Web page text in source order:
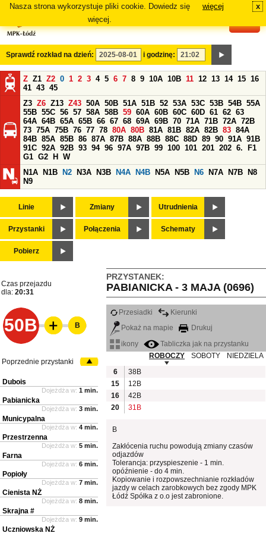
Nasza strona wykorzystuje pliki cookie. Dowiedz się
więcej.
więcej x
Sprawdź rozkład na dzień: i godzinę:
Z Z1 Z2 0 1 2 3 4 5 6 7 8 9 10A 10B 11 12 13 14 15 16
41 43 45
Z3 Z6 Z13 Z43 50A 50B 51A 51B 52 53A 53C 53B 54B 55A
55B 55C 56 57 58A 58B 59 60A 60B 60C 60D 61 62 63
64A 64B 65A 65B 66 67 68 69A 69B 70 71A 71B 72A 72B
73 75A 75B 76 77 78 80A 80B 81A 81B 82A 82B 83 84A
84B 85A 85B 86 87A 87B 88A 88B 88C 88D 89 90 91A 91B
91C 92A 92B 93 94 96 97A 97B 99 100 101 201 202 6.
F1
G1 G2 H
W
N1A
N1B N2 N3A N3B N4A N4B N5A N5B N6 N7A N7B
N8
N9
Linie Zmiany Utrudnienia
Przystanki Połączenia Schematy
Pobierz
PRZYSTANEK:
PABIANICKA - 3 MAJA (0696)
Czas przejazdu
dla: 20:31
50B
Przesiadki
Kierunki
Pokaż na mapie
Drukuj
ikony
Tabliczka jak na przystanku
ROBOCZY
SOBOTY
NIEDZIELA
6
38B
15
12B
16
42B
20
31B
B
Zakłócenia ruchu powodują zmiany czasów
odjazdów
Tolerancja: przyspieszenie - 1 min.
opóźnienie - do 4 min.
Kopiowanie i rozpowszechnianie rozkładów
jazdy w celach zarobkowych bez zgody MPK
Łódź Spółka z o.o jest zabronione.
B
Poprzednie przystanki
Dubois
Dojeżdża w: 1 min.
Pabianicka
Dojeżdża w: 3 min.
Municypalna
Dojeżdża w: 4 min.
Przestrzenna
Dojeżdża w: 5 min.
Farna
Dojeżdża w: 6 min.
Popioły
Dojeżdża w: 7 min.
Cienista NŻ
Dojeżdża w: 8 min.
Skrajna #
Dojeżdża w: 9 min.
Uczniowska NŻ